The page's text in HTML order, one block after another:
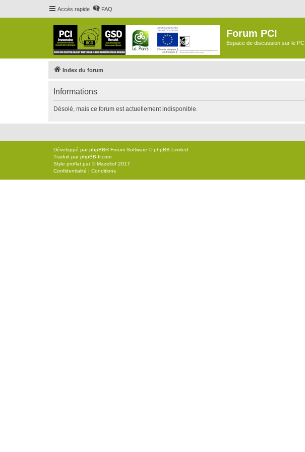
Accès rapide FAQ
Forum PCI
Espace de discussion sur le
Index du forum
Informations
Désolé, mais ce forum est actuellement indisponible.
Développé parphpBB® Forum Software © phpBB Limited
Traduit parphpBB-fr.com
Style proflat par ©Mazeltof 2017
Confidentialité | Conditions